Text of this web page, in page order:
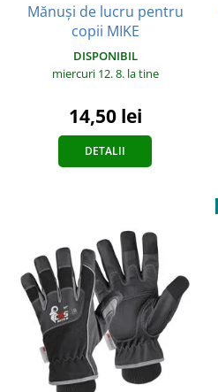
Mănuși de lucru pentru
copii MIKE
DISPONIBIL
miercuri 12. 8. la tine
14,50 lei
DETALII